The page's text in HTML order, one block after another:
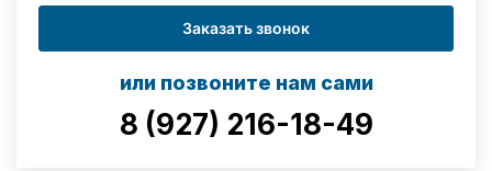
Заказать звонок
или позвоните нам сами
8 (927) 216-18-49